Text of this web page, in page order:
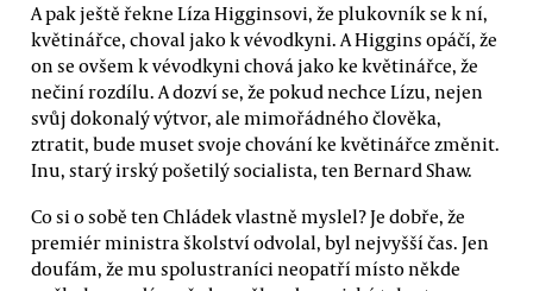
A pak ještě řekne Líza Higginsovi, že plukovník se k ní,
květinářce, choval jako k vévodkyni. A Higgins opáčí, že
on se ovšem k vévodkyni chová jako ke květinářce, že
nečiní rozdílu. A dozví se, že pokud nechce Lízu, nejen
svůj dokonalý výtvor, ale mimořádného člověka,
ztratit, bude muset svoje chování ke květinářce změnit.
Inu, starý irský pošetilý socialista, ten Bernard Shaw.
Co si o sobě ten Chládek vlastně myslel? Je dobře, že
premiér ministra školství odvolal, byl nejvyšší čas. Jen
doufám, že mu spolustraníci neopatří místo někde